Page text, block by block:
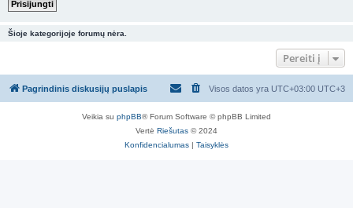
Šioje kategorijoje forumų nėra.
Pereiti į
Pagrindinis diskusijų puslapis Visos datos yra UTC+03:00 UTC+3
Veikia su phpBB® Forum Software © phpBB Limited
Vertė Riešutas © 2024
Konfidencialumas | Taisyklės